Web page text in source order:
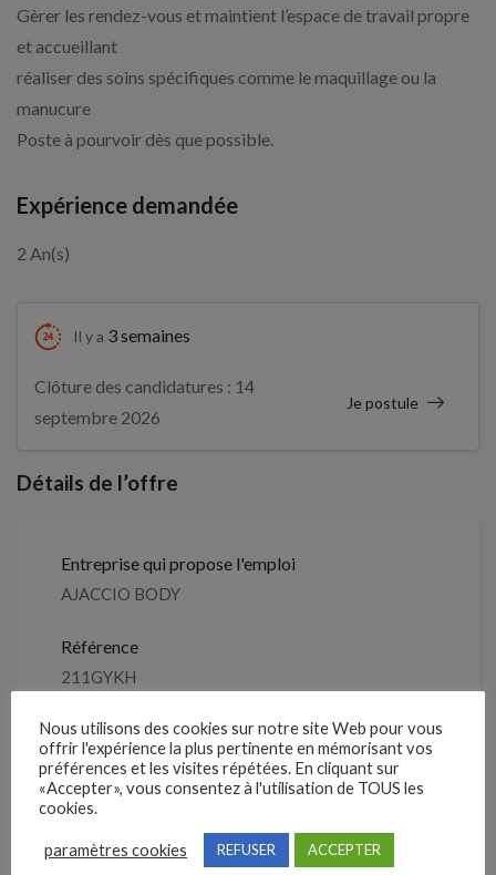
Gèrer les rendez-vous et maintient l’espace de travail propre
et accueillant
réaliser des soins spécifiques comme le maquillage ou la
manucure
Poste à pourvoir dès que possible.
Expérience demandée
2 An(s)
Il y a 3 semaines
Clôture des candidatures : 14
septembre 2026
Je postule
Détails de l’offre
Entreprise qui propose l'emploi
AJACCIO BODY
Référence
211GYKH
Clôture des candidatures : 14 septembre 2026
Emplois similaires
Nous utilisons des cookies sur notre site Web pour vous
offrir l'expérience la plus pertinente en mémorisant vos
préférences et les visites répétées. En cliquant sur
«Accepter», vous consentez à l'utilisation de TOUS les
cookies.
paramètres cookies REFUSER ACCEPTER